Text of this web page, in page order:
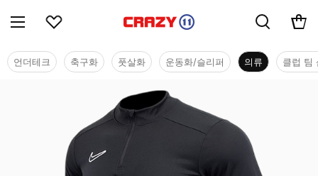
언더테크 축구화 풋살화 운동화/슬리퍼 의류 클럽 팀